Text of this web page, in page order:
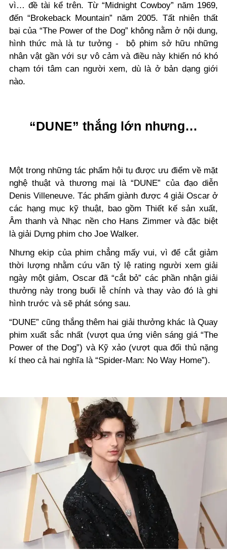
vì… đề tài kể trên. Từ “Midnight Cowboy” năm 1969,
đến “Brokeback Mountain” năm 2005. Tất nhiên thất
bại của “The Power of the Dog” không nằm ở nội dung,
hình thức mà là tư tưởng - bộ phim sở hữu những
nhân vật gần với sự vô cảm và điều này khiến nó khó
chạm tới tâm can người xem, dù là ở bản dạng giới
nào.
“DUNE” thắng lớn nhưng…
Một trong những tác phẩm hội tụ được ưu điểm về mặt
nghệ thuật và thương mại là “DUNE” của đạo diễn
Denis Villeneuve. Tác phẩm giành được 4 giải Oscar ở
các hạng mục kỹ thuật, bao gồm Thiết kế sản xuất,
Âm thanh và N hạc nền cho Hans Zimmer và đặc biệt
là giải Dựng phim cho Joe Walker.
Nhưng ekip của phim chẳng mấy vui, vì để cắt giảm
thời lượng nhằm cứu vãn tỷ lệ rating người xem giải
ngày một giảm, Oscar đã “cắt bỏ” các phần nhận giải
thưởng này trong buổi lễ chính và thay vào đó làghi
hình trước và sẽ phát sóng sau.
“DUNE” cũng thắng thêm hai giải thưởng khác là Quay
phim xuất sắc nhất (vượt qua ứng viên sáng giá “The
Power of the Dog”) và Kỹ xảo (vượt qua đối thủ nặng
kí theo cả hai nghĩa là “Spider-Man: No Way Home”).